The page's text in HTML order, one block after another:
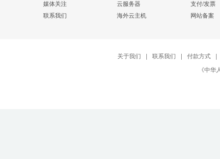
媒体关注
联系我们
云服务器
海外云主机
支付/发票
网站备案
关于我们 | 联系我们 | 付款方式
|
《中